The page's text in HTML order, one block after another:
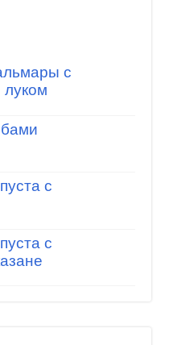
с
луком
с
с